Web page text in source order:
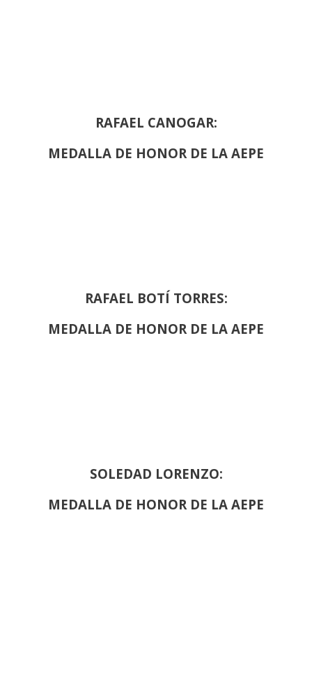
RAFAEL CANOGAR:
MEDALLA DE HONOR DE LA AEPE
RAFAEL BOTÍ TORRES:
MEDALLA DE HONOR DE LA AEPE
SOLEDAD LORENZO:
MEDALLA DE HONOR DE LA AEPE